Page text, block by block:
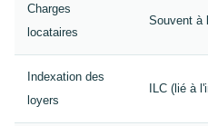
Charges
locataires
Souvent à
Indexation des
loyers
ILC (lié à